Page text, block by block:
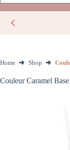
Home Shop
Couleur Caramel